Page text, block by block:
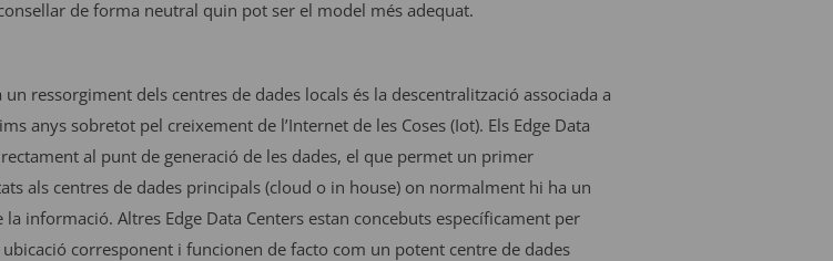
de forma neutral quin pot ser el model més adequat.
ressorgiment dels centres de dades locals és la descentralització associada a
anys sobretot pel creixement de l’Internet de les Coses (Iot). Els Edge Data
al punt de generació de les dades, el que permet un primer
als centres de dades principals (cloud o in house) on normalment hi ha un
informació. Altres Edge Data Centers estan concebuts específicament per
corresponent i funcionen de facto com un potent centre de dades